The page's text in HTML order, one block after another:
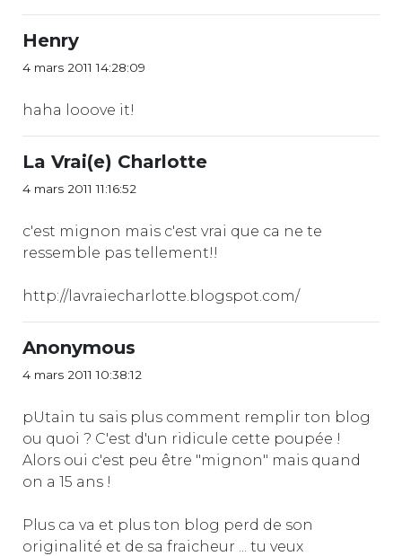
Henry
4 mars 2011 14:28:09
haha looove it!
La Vrai(e) Charlotte
4 mars 2011 11:16:52
c'est mignon mais c'est vrai que ca ne te
ressemble pas tellement!!
http://lavraiecharlotte.blogspot.com/
Anonymous
4 mars 2011 10:38:12
pUtain tu sais plus comment remplir ton blog
ou quoi ? C'est d'un ridicule cette poupée !
Alors oui c'est peu être "mignon" mais quand
on a 15 ans !
Plus ca va et plus ton blog perd de son
originalité et de sa fraicheur ... tu veux